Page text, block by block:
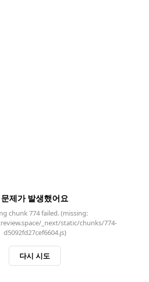
문제가 발생했어요
chunk 774 failed. (missing:
_next/static/chunks/774-
d5092fd27cef6604.js)
다시 시도